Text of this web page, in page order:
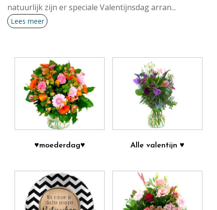
natuurlijk zijn er speciale Valentijnsdag arran...
Lees meer
♥moederdag♥ Alle valentijn ♥